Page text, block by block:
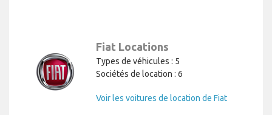
Fiat Locations
Types de véhicules : 5
Sociétés de location : 6
Voir les voitures de location de Fiat